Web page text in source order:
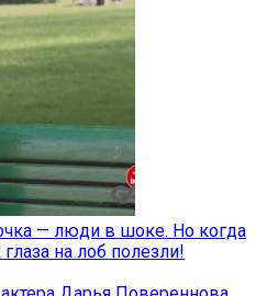
— люди в шоке. Но когда
на лоб полезли!